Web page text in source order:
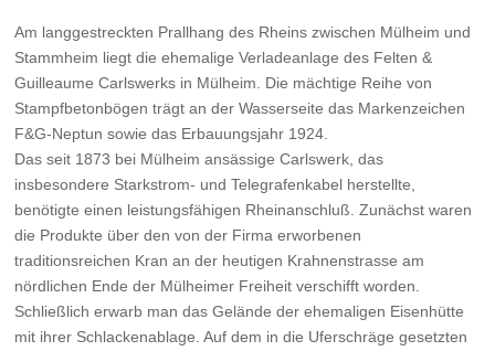
Am langgestreckten Prallhang des Rheins zwischen Mülheim und
Stammheim liegt die ehemalige Verladeanlage des Felten &
Guilleaume Carlswerks in Mülheim. Die mächtige Reihe von
Stampfbetonbögen trägt an der Wasserseite das Markenzeichen
F&G-Neptun sowie das Erbauungsjahr 1924.
Das seit 1873 bei Mülheim ansässige Carlswerk, das
insbesondere Starkstrom- und Telegrafenkabel herstellte,
benötigte einen leistungsfähigen Rheinanschluß. Zunächst waren
die Produkte über den von der Firma erworbenen
traditionsreichen Kran an der heutigen Krahnenstrasse am
nördlichen Ende der Mülheimer Freiheit verschifft worden.
Schließlich erwarb man das Gelände der ehemaligen Eisenhütte
mit ihrer Schlackenablage. Auf dem in die Uferschräge gesetzten